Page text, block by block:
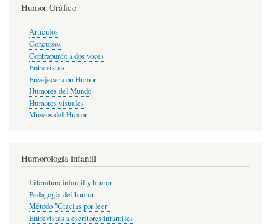
Humor Gráfico
Artículos
Concursos
Contrapunto a dos voces
Entrevistas
Envejecer con Humor
Humores del Mundo
Humores visuales
Museos del Humor
Humorología infantil
Literatura infantil y humor
Pedagogía del humor
Método "Gracias por leer"
Entrevistas a escritores infantiles